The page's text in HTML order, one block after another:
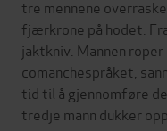
tre mennene
fjærkrone på hodet.
jaktkniv. Mannen
comanchespråket,
tid til å gjennomføre
tredje mann dukker